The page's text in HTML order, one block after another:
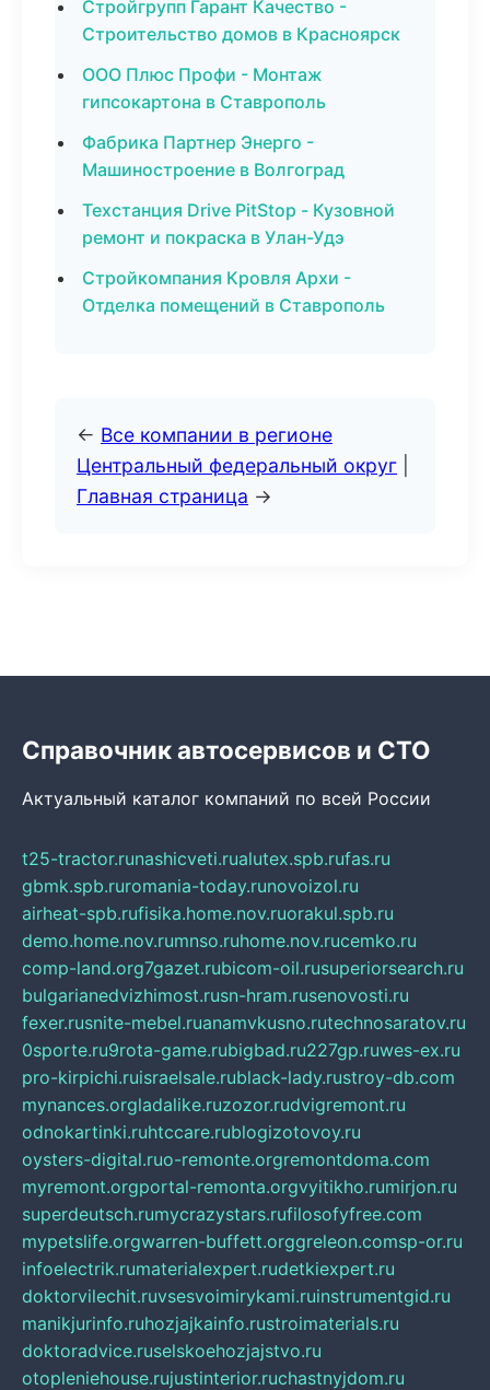
Стройгрупп Гарант Качество -
Строительство домов в Красноярск
ООО Плюс Профи - Монтаж
гипсокартона в Ставрополь
Фабрика Партнер Энерго -
Машиностроение в Волгоград
Техстанция Drive PitStop - Кузовной
ремонт и покраска в Улан-Удэ
Стройкомпания Кровля Архи -
Отделка помещений в Ставрополь
← Все компании в регионе
Центральный федеральный округ
Главная страница →
Справочник автосервисов и СТО
Актуальный каталог компаний по всей России
t25-tractor.runashicveti.rualutex.spb.rufas.ru
gbmk.spb.ruromania-today.runovoizol.ru
airheat-spb.rufisika.home.nov.ruorakul.spb.ru
demo.home.nov.rumnso.ruhome.nov.rucemko.ru
comp-land.org7gazet.rubicom-oil.rusuperiorsearch.ru
bulgarianedvizhimost.rusn-hram.rusenovosti.ru
fexer.rusnite-mebel.ruanamvkusno.rutechnosaratov.ru
0sporte.ru9rota-game.rubigbad.ru227gp.ruwes-ex.ru
pro-kirpichi.ruisraelsale.rublack-lady.rustroy-db.com
mynances.orgladalike.ruzozor.rudvigremont.ru
odnokartinki.ruhtccare.rublogizotovoy.ru
oysters-digital.ruo-remonte.orgremontdoma.com
myremont.orgportal-remonta.orgvyitikho.rumirjon.ru
superdeutsch.rumycrazystars.rufilosofyfree.com
mypetslife.orgwarren-buffett.orggreleon.comsp-or.ru
infoelectrik.rumaterialexpert.rudetkiexpert.ru
doktorvilechit.ruvsesvoimirykami.ruinstrumentgid.ru
manikjurinfo.ruhozjajkainfo.rustroimaterials.ru
doktoradvice.ruselskoehozjajstvo.ru
otopleniehouse.rujustinterior.ruchastnyjdom.ru